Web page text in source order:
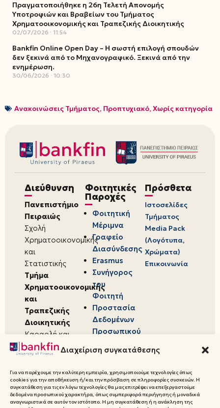
Διαχείριση συγκατάθεσης
Για να παρέχουμε την καλύτερη εμπειρία, χρησιμοποιούμε τεχνολογίες όπως
cookies για την αποθήκευση ή/και την πρόσβαση σε πληροφορίες συσκευών. Η
συγκατάθεση για τις εν λόγω τεχνολογίες θα μας επιτρέψει να επεξεργαστούμε
δεδομένα προσωπικού χαρακτήρα, όπως συμπεριφορά περιήγησης ή μοναδικά
αναγνωριστικά σε αυτόν τον ιστότοπο. Η μη συγκατάθεση ή η ανάκληση της
Πραγματοποιήθηκε η 26η Τελετή Απονομής
Υποτροφιών και Βραβείων του Τμήματος
Χρηματοοικονομικής και Τραπεζικής Διοικητικής
02/07/2026 11:54
Bankfin Online Open Day – Η σωστή επιλογή σπουδών
δεν ξεκινά από το Μηχανογραφικό. Ξεκινά από την
ενημέρωση.
30/06/2026 10:30
Ανακοινώσεις Τμήματος, Προπτυχιακό, Χωρίς κατηγορία
Διεύθυνση
Πανεπιστήμιο
Πειραιώς
Σχολή
Χρηματοοικονομικής
και
Στατιστικής
Τμήμα
Χρηματοοικονομικής
και
Τραπεζικής
Διοικητικής
Καραολή και
Δημητρίου 80,
18534,
Πειραιάς
Φοιτητικές
Παροχές
Φοιτητική
Μέριμνα
Γραφείο
Διασύνδεσης
Erasmus
Συνήγορος
του
Φοιτητή
Προστασία
Δεδομένων
Προσωπικού
Πρόσθετα
Ιστοσελίδες
Τμήματος
Media Pack
(Λογότυπα,
Χρώματα)
Επικοινωνία